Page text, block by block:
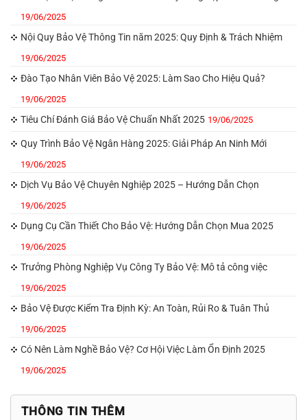
19/06/2025
Nội Quy Bảo Vệ Thông Tin năm 2025: Quy Định & Trách Nhiệm
19/06/2025
Đào Tạo Nhân Viên Bảo Vệ 2025: Làm Sao Cho Hiệu Quả?
19/06/2025
Tiêu Chí Đánh Giá Bảo Vệ Chuẩn Nhất 2025 19/06/2025
Quy Trình Bảo Vệ Ngân Hàng 2025: Giải Pháp An Ninh Mới
19/06/2025
Dịch Vụ Bảo Vệ Chuyên Nghiệp 2025 – Hướng Dẫn Chọn
19/06/2025
Dụng Cụ Cần Thiết Cho Bảo Vệ: Hướng Dẫn Chọn Mua 2025
19/06/2025
Trưởng Phòng Nghiệp Vụ Công Ty Bảo Vệ: Mô tả công việc
19/06/2025
Bảo Vệ Được Kiểm Tra Định Kỳ: An Toàn, Rủi Ro & Tuân Thủ
19/06/2025
Có Nên Làm Nghề Bảo Vệ? Cơ Hội Việc Làm Ổn Định 2025
19/06/2025
THÔNG TIN THÊM